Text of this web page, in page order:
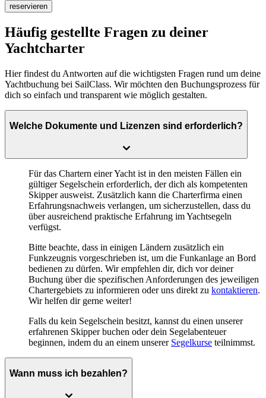
reservieren
Häufig gestellte Fragen zu deiner
Yachtcharter
Hier findest du Antworten auf die wichtigsten Fragen rund um deine
Yachtbuchung bei SailClass. Wir möchten den Buchungsprozess für
dich so einfach und transparent wie möglich gestalten.
Welche Dokumente und Lizenzen sind erforderlich?
Für das Chartern einer Yacht ist in den meisten Fällen ein
gültiger Segelschein erforderlich, der dich als kompetenten
Skipper ausweist. Zusätzlich kann die Charterfirma einen
Erfahrungsnachweis verlangen, um sicherzustellen, dass du
über ausreichend praktische Erfahrung im Yachtsegeln
verfügst.
Bitte beachte, dass in einigen Ländern zusätzlich ein
Funkzeugnis vorgeschrieben ist, um die Funkanlage an Bord
bedienen zu dürfen. Wir empfehlen dir, dich vor deiner
Buchung über die spezifischen Anforderungen des jeweiligen
Chartergebiets zu informieren oder uns direkt zu kontaktieren.
Wir helfen dir gerne weiter!
Falls du kein Segelschein besitzt, kannst du einen unserer
erfahrenen Skipper buchen oder dein Segelabenteuer
beginnen, indem du an einem unserer Segelkurse teilnimmst.
Wann muss ich bezahlen?